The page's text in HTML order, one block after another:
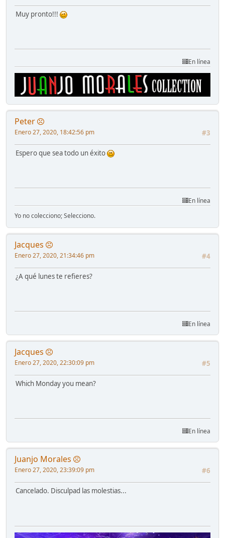
Muy pronto!!!
En línea
Peter
#3
Enero 27, 2020, 18:42:56 pm
Espero que sea todo un éxito
En línea
Yo no colecciono; Selecciono.
Jacques
#4
Enero 27, 2020, 21:34:46 pm
¿A qué lunes te refieres?
En línea
Jacques
#5
Enero 27, 2020, 22:30:09 pm
Which Monday you mean?
En línea
Juanjo Morales
#6
Enero 27, 2020, 23:39:09 pm
Cancelado. Disculpad las molestias...